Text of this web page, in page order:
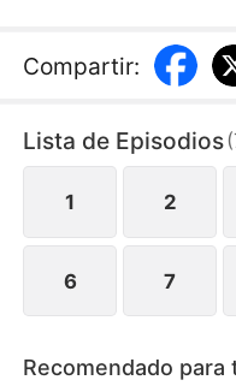
manos. Al despertar,
niveles de oscuridad
que conquistarlos y
que sea demasiado
Compartir:
Lista de Episodios(
1 2
6 7
Recomendado para